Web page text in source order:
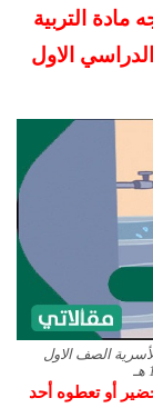
التربية
الاول
الصف الاول
أو تعطوه أحد